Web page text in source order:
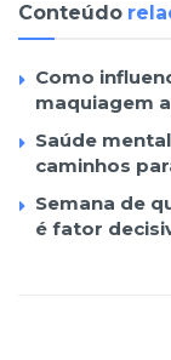
Conteúdo
Como
maquiagem
Saúde
caminhos
Semana de
é fator